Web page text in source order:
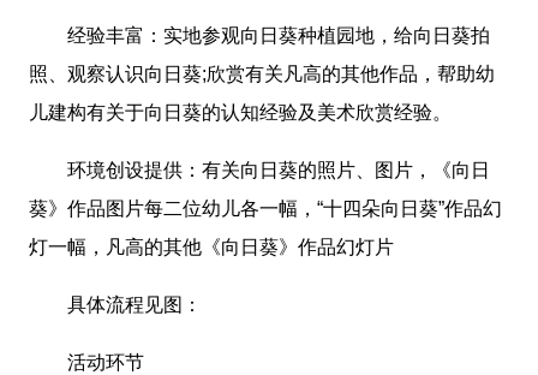
经验丰富：实地参观向日葵种植园地，给向日葵拍
照、观察认识向日葵;欣赏有关凡高的其他作品，帮助幼
儿建构有关于向日葵的认知经验及美术欣赏经验。
环境创设提供：有关向日葵的照片、图片，《向日
葵》作品图片每二位幼儿各一幅，“十四朵向日葵”作品幻
灯一幅，凡高的其他《向日葵》作品幻灯片
具体流程见图：
活动环节